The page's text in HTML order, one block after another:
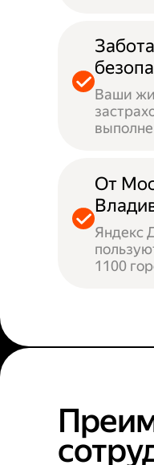
Ваши
От
Яндекс
1100